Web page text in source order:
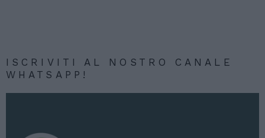
ISCRIVITI AL NOSTRO CANALE
WHATSAPP!